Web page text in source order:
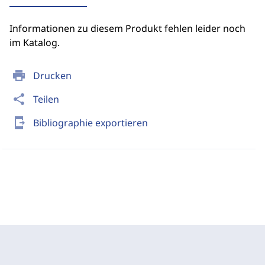
print Drucken
share Teilen
send_to_mobile Bibliographie exportieren
Informationen zu diesem Produkt fehlen leider noch
im Katalog.